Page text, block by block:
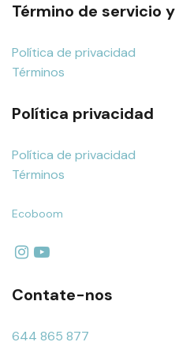
Término de servicio
Política de privacidad
Términos
Política privacidad
Política de privacidad
Términos
Ecoboom
Contate-nos
644 865 877